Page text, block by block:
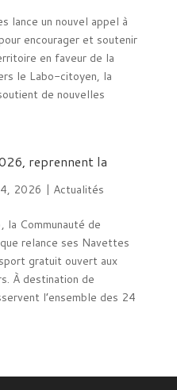
lance un nouvel appel à
encourager et soutenir
en faveur de la
le Labo-citoyen, la
de nouvelles
reprennent la
2026 | Actualités
Communauté de
relance ses Navettes
gratuit ouvert aux
À destination de
l’ensemble des 24